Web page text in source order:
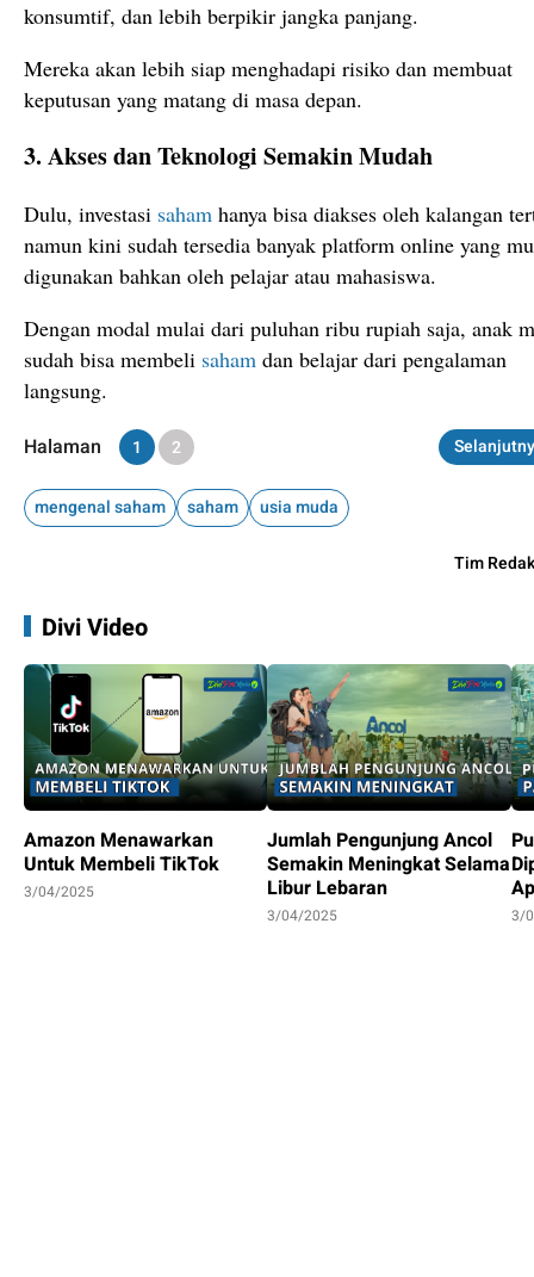
konsumtif, dan lebih berpikir jangka panjang.
Mereka akan lebih siap menghadapi risiko dan membuat
keputusan yang matang di masa depan.
3. Akses dan Teknologi Semakin Mudah
Dulu, investasi saham hanya bisa diakses oleh kalangan
namun kini sudah tersedia banyak platform online yang
digunakan bahkan oleh pelajar atau mahasiswa.
Dengan modal mulai dari puluhan ribu rupiah saja, anak
sudah bisa membeli saham dan belajar dari pengalaman
langsung.
Halaman
1 2
mengenal saham saham usia muda
Tim
Divi Video
Amazon Menawarkan
Untuk Membeli TikTok
3/04/2025
Jumlah Pengunjung Ancol
Semakin Meningkat Selama
Libur Lebaran
3/04/2025 3/